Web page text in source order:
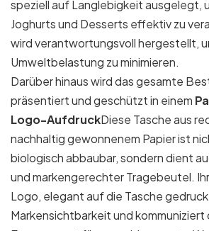
speziell auf Langlebigkeit ausgelegt,
Joghurts und Desserts effektiv zu
wird verantwortungsvoll hergestellt,
Umweltbelastung zu minimieren.
Darüber hinaus wird das gesamte
präsentiert und geschützt in einem
Logo-AufdruckDiese Tasche aus
nachhaltig gewonnenem Papier ist
biologisch abbaubar, sondern dient
und markengerechter Tragebeutel.
Logo, elegant auf die Tasche
Markensichtbarkeit und kommuniziert